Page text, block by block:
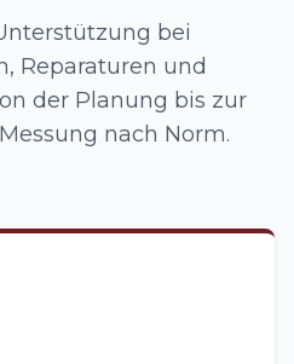
bei
Reparaturen und
der Planung bis zur
nach Norm.